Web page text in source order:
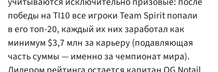
победы на TI10 все игроки Team Spirit попали
в его топ-20, каждый их них заработал как
минимум $3,7 млн за карьеру (подавляющая
часть суммы — именно за чемпионат мира).